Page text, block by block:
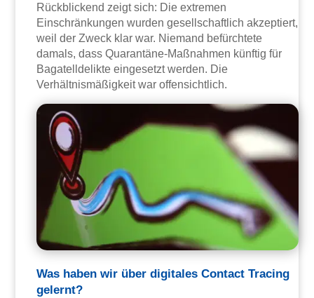
Rückblickend zeigt sich: Die extremen
Einschränkungen wurden gesellschaftlich akzeptiert,
weil der Zweck klar war. Niemand befürchtete
damals, dass Quarantäne-Maßnahmen künftig für
Bagatelldelikte eingesetzt werden. Die
Verhältnismäßigkeit war offensichtlich.
Was haben wir über digitales Contact Tracing
gelernt?